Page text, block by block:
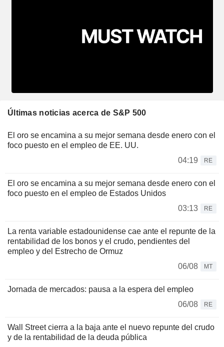
Últimas noticias acerca de S&P 500
El oro se encamina a su mejor semana desde enero con el
foco puesto en el empleo de EE. UU.
04:19
RE
El oro se encamina a su mejor semana desde enero con el
foco puesto en el empleo de Estados Unidos
03:13
RE
La renta variable estadounidense cae ante el repunte de la
rentabilidad de los bonos y el crudo, pendientes del
empleo y del Estrecho de Ormuz
06/08
MT
Jornada de mercados: pausa a la espera del empleo
06/08
RE
Wall Street cierra a la baja ante el nuevo repunte del crudo
y de la rentabilidad de la deuda pública